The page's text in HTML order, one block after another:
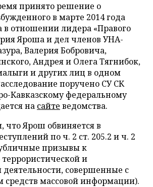
принято решение о
в марте 2014 года
в отношении лидера «Правого
Яроша и дел членов УНА-
Валерия Бобровича,
Андрея и Олега Тягнибок,
и других лиц в одном
поручено СУ СК
Кавказскому федеральному
на сайте ведомства.
что Ярош обвиняется в
по ч. 2 ст. 205.2 и ч. 2
призывы к
и
деятельности, совершенные с
средств массовой информации).